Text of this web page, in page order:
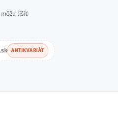
líšiť
ANTIKVARIÁT